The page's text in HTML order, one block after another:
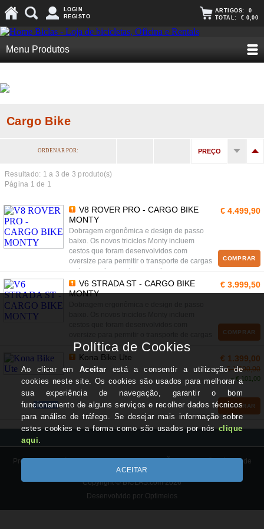
LOGIN
REGISTO
ARTIGOS: 0
TOTAL: € 0,00
Menu Produtos
Cargo Bike
ORDENAR POR: PREÇO
Resultado: 1 a 3 de 3 produto(s)
Página 1 de 1
V8 ROVER PRO - CARGO BIKE
MONTY
Dobragem ergonômica e design de passo
baixo. Os novos triciclos Monty incluem
cestos que foram desenvolvidos com
oversize para permitir o transporte de cargas
mais pesadas e volumes maiores.
€ 4.499,90
COMPRAR
V6 STRADA ST - CARGO BIKE
MONTY
mais pesadas e volumes maiores.
€ 3.999,50
COMPRAR
PROMO
Kona Bike Ute € 1.399,00
€ 1.500,00
− € 101,00
COMPRAR
Preços com IVA à taxa legal em vigor. PROMOÇÕES do site são válidas de
20/03/2026 até 20/06/26, salvo rutura de stock.
Copyright © BICLAS.com 2026
Desenvolvido por Optimeios